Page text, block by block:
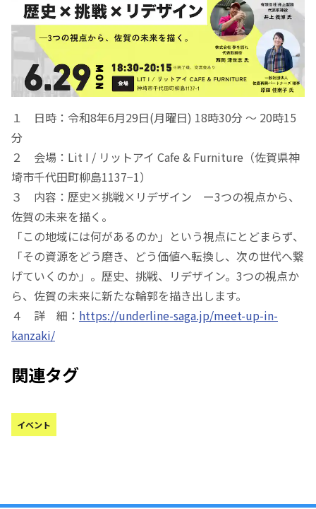
１ 日時：令和8年6月29日(月曜日) 18時30分 ～ 20時15
分
２ 会場：Lit I / リットアイ Cafe & Furniture（佐賀県神
埼市千代田町柳島1137−1）
３ 内容：歴史×挑戦×リデザイン ー3つの視点から、
佐賀の未来を描く。
「この地域には何があるのか」という視点にとどまらず、
「その資源をどう磨き、どう価値へ転換し、次の世代へ繋
げていくのか」。歴史、挑戦、リデザイン。3つの視点か
ら、佐賀の未来に新たな輪郭を描き出します。
４ 詳 細： https://underline-saga.jp/meet-up-in-
kanzaki/
関連タグ
イベント